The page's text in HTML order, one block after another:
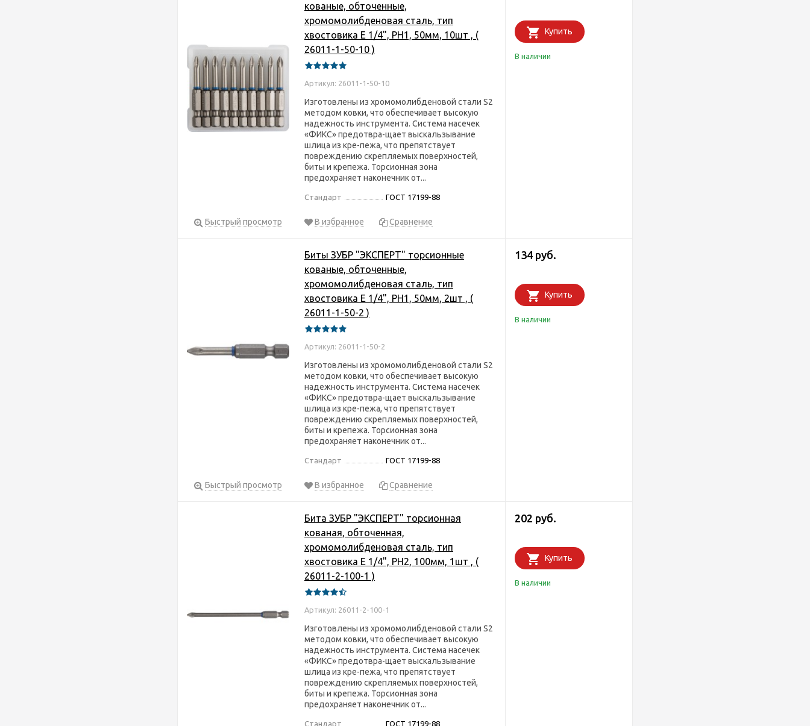
кованые, обточенные,
хромомолибденовая сталь, тип
хвостовика E 1/4", PH1, 50мм, 10шт , (
26011-1-50-10 )
Артикул: 26011-1-50-10
Изготовлены из хромомолибденовой стали S2
методом ковки, что обеспечивает высокую
надежность инструмента. Система насечек
«ФИКС» предотвра-щает выскальзывание
шлица из кре-пежа, что препятствует
повреждению скрепляемых поверхностей,
биты и крепежа. Торсионная зона
предохраняет наконечник от...
Стандарт ГОСТ 17199-88
Купить
В наличии
Быстрый просмотр В избранное Сравнение
Биты ЗУБР "ЭКСПЕРТ" торсионные
кованые, обточенные,
хромомолибденовая сталь, тип
хвостовика E 1/4", PH1, 50мм, 2шт , (
26011-1-50-2 )
Артикул: 26011-1-50-2
Изготовлены из хромомолибденовой стали S2
методом ковки, что обеспечивает высокую
надежность инструмента. Система насечек
«ФИКС» предотвра-щает выскальзывание
шлица из кре-пежа, что препятствует
повреждению скрепляемых поверхностей,
биты и крепежа. Торсионная зона
предохраняет наконечник от...
Стандарт ГОСТ 17199-88
134 руб.
Купить
В наличии
Быстрый просмотр В избранное Сравнение
Бита ЗУБР "ЭКСПЕРТ" торсионная
кованая, обточенная,
хромомолибденовая сталь, тип
хвостовика E 1/4", PH2, 100мм, 1шт , (
26011-2-100-1 )
Артикул: 26011-2-100-1
Изготовлены из хромомолибденовой стали S2
методом ковки, что обеспечивает высокую
надежность инструмента. Система насечек
«ФИКС» предотвра-щает выскальзывание
шлица из кре-пежа, что препятствует
повреждению скрепляемых поверхностей,
биты и крепежа. Торсионная зона
предохраняет наконечник от...
Стандарт ГОСТ 17199-88
202 руб.
Купить
В наличии